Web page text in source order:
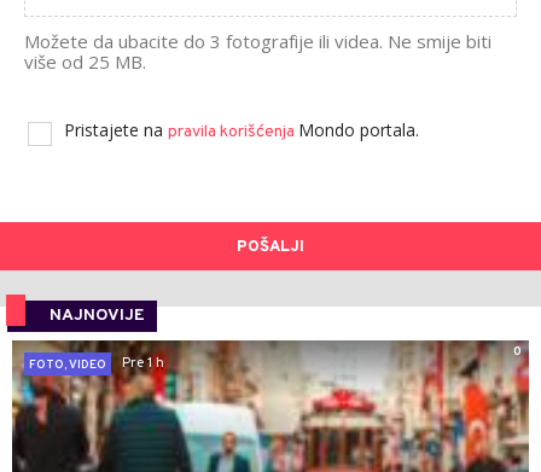
Možete da ubacite do 3 fotografije ili videa. Ne smije biti
više od 25 MB.
Pristajete na pravila korišćenja Mondo portala.
POŠALJI
NAJNOVIJE
0
FOTO, VIDEO
Pre 1 h